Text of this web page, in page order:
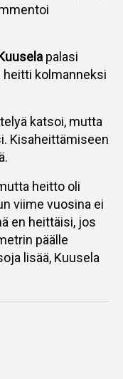
palasi
heitti kolmanneksi
katsoi, mutta
Kisaheittämiseen
heitto oli
viime vuosina ei
en heittäisi, jos
päälle
lisää, Kuusela